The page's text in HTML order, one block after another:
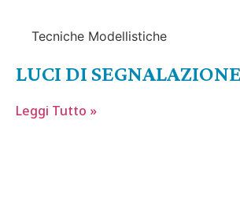
Tecniche Modellistiche
LUCI DI SEGNALAZIONE
Leggi Tutto »